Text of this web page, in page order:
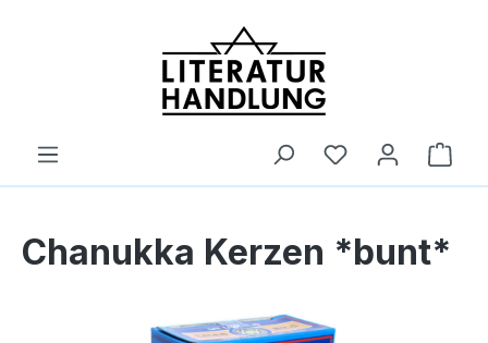
Chanukka Kerzen *bunt*
Bildergalerie überspringen